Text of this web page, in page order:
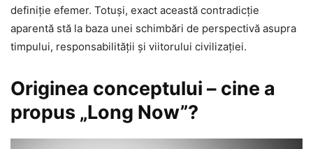
definiție efemer. Totuși, exact această contradicție
aparentă stă la baza unei schimbări de perspectivă asupra
timpului, responsabilității și viitorului civilizației.
Originea conceptului – cine a
propus „Long Now”?